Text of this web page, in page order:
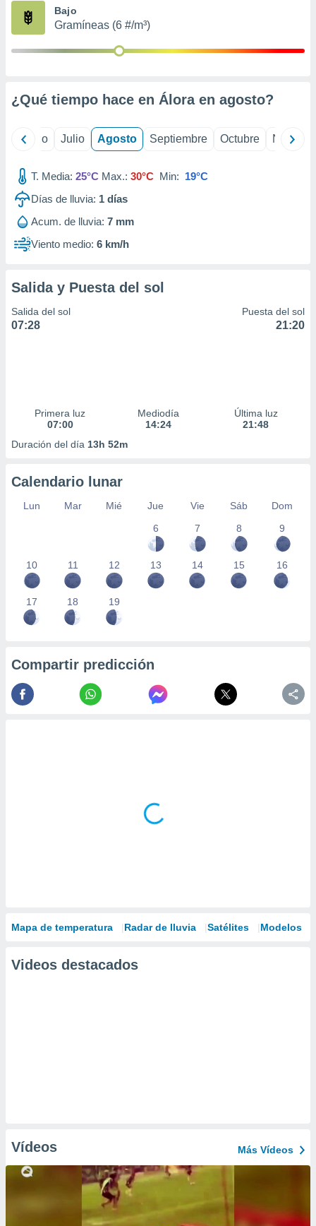
publicidad
publicidad
1199
Bajo
Gramíneas (6 #/m³)
¿Qué tiempo hace en Álora en agosto?
Junio Julio Agosto Septiembre Octubre
T. Media: 25°C Max.: 30°C Min: 19°C
Días de lluvia: 1 días
Acum. de lluvia: 7 mm
Viento medio: 6 km/h
Salida y Puesta del sol
Salida del sol
07:28
Puesta del sol
21:20
Primera luz
07:00
Mediodía
14:24
Última luz
21:48
Duración del día 13h 52m
Calendario lunar
Lun Mar Mié Jue Vie Sáb
Dom
6
7 8 9
10 11 12 13 14 15 16
17 18 19
Compartir predicción
Mapa de temperatura Radar de lluvia Satélites Modelos
Videos destacados
Vídeos Más Vídeos